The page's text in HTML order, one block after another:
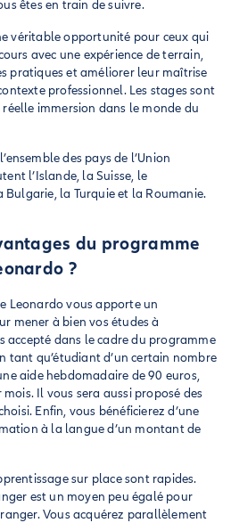
êtes en train de suivre.
véritable opportunité pour ceux qui
avec une expérience de terrain,
pratiques et améliorer leur maîtrise
professionnel. Les stages sont
immersion dans le monde du
des pays de l’Union
l’Islande, la Suisse, le
Bulgarie, la Turquie et la Roumanie.
du programme
?
Leonardo vous apporte un
mener à bien vos études à
accepté dans le cadre du programme
tant qu’étudiant d’un certain nombre
aide hebdomadaire de 90 euros,
Il vous sera aussi proposé des
Enfin, vous bénéficierez d’une
à la langue d’un montant de
sur place sont rapides.
est un moyen peu égalé pour
Vous acquérez parallèlement